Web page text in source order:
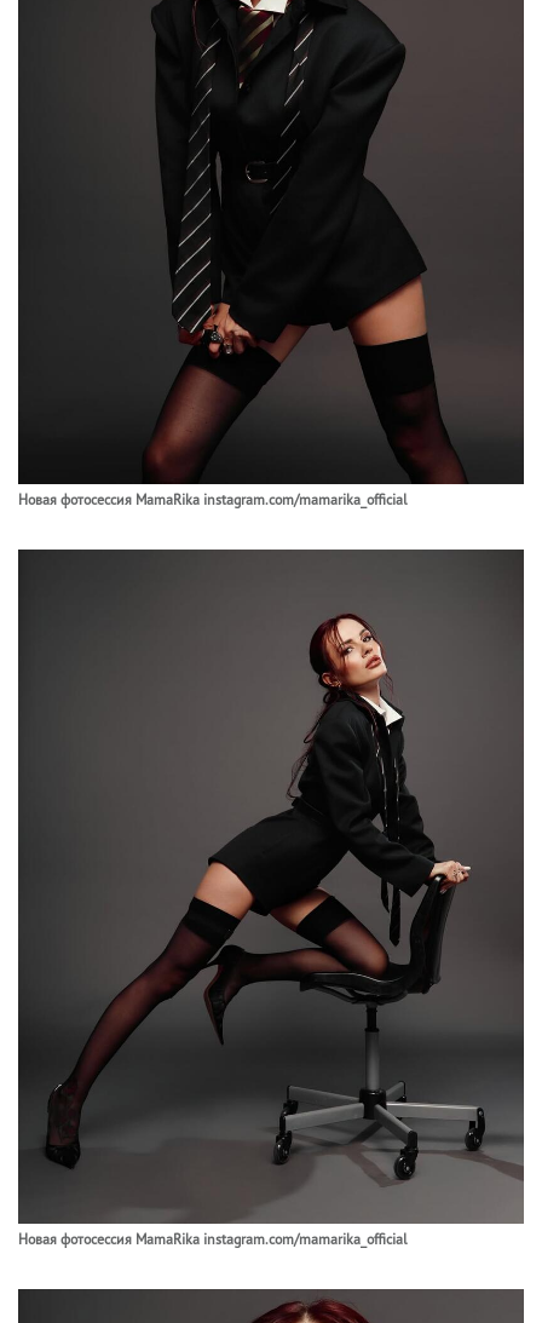
Новая фотосессия MamaRika instagram.com/mamarika_official
Новая фотосессия MamaRika instagram.com/mamarika_official